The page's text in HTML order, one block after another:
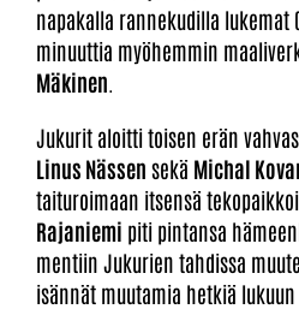
napakalla rannekudilla lukemat
minuuttia myöhemmin
Mäkinen
Jukurit aloitti toisen erän
Linus Nässen sekä Michal
taituroimaan itsensä
Rajaniemi piti pintansa
mentiin Jukurien tahdissa
isännät muutamia hetkiä